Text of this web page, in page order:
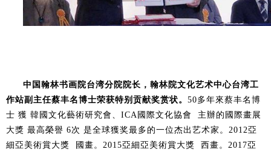
中国翰林书画院台湾分院院长，翰林院文化艺术中心台湾工
作站副主任蔡丰名博士荣获特别贡献奖赏状。 50多年來蔡丰名博
士 獲 韓國文化藝術研究會、ICA國際文化協會 主辦的國際畫展
大獎 最高榮譽 6次 是全球獲奖最多的一位杰出艺术家。2012亞
細亞美術賞大獎 國畫。2015亞細亞美術賞大獎 西畫。2017亞